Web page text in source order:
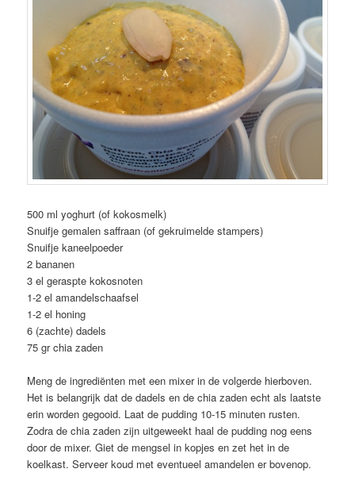
500 ml yoghurt (of kokosmelk)
Snuifje gemalen saffraan (of gekruimelde stampers)
Snuifje kaneelpoeder
2 bananen
3 el geraspte kokosnoten
1-2 el amandelschaafsel
1-2 el honing
6 (zachte) dadels
75 gr chia zaden
Meng de ingrediënten met een mixer in de volgerde hierboven.
Het is belangrijk dat de dadels en de chia zaden echt als laatste
erin worden gegooid. Laat de pudding 10-15 minuten rusten.
Zodra de chia zaden zijn uitgeweekt haal de pudding nog eens
door de mixer. Giet de mengsel in kopjes en zet het in de
koelkast. Serveer koud met eventueel amandelen er bovenop.